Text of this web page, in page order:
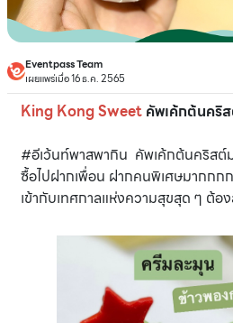
Eventpass Team
เผยแพร่เมื่อ 16 ธ.ค. 2565
King Kong Sweet คัพเค้กต้นคริ
#อีเว้นท์พาสพากิน คัพเค้กต้นคริสต์
ซื้อไปฝากเพื่อน ฝากคนพิเศษมากก
เข้ากับเทศกาลแห่งความสุขสุด ๆ ต้อ